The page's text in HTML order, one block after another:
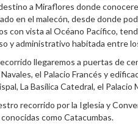
a Miraflores donde
en el malecón, desde donde
con vista al Océano Pacífico,
y administrativo habitada entre
llegaremos a puertas de
el Palacio Francés y
La Basílica Catedral, el
recorrido por la Iglesia y
como Catacumbas.